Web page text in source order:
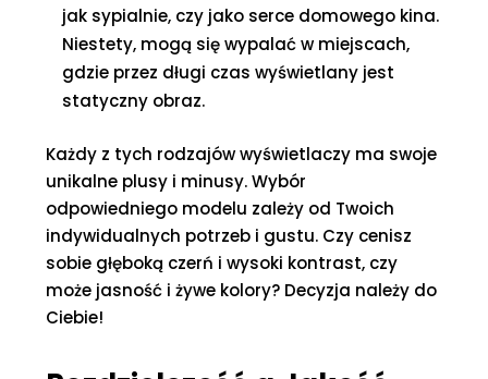
jak sypialnie, czy jako serce domowego kina.
Niestety, mogą się wypalać w miejscach,
gdzie przez długi czas wyświetlany jest
statyczny obraz.
Każdy z tych rodzajów wyświetlaczy ma swoje
unikalne plusy i minusy. Wybór
odpowiedniego modelu zależy od Twoich
indywidualnych potrzeb i gustu. Czy cenisz
sobie głęboką czerń i wysoki kontrast, czy
może jasność i żywe kolory? Decyzja należy do
Ciebie!